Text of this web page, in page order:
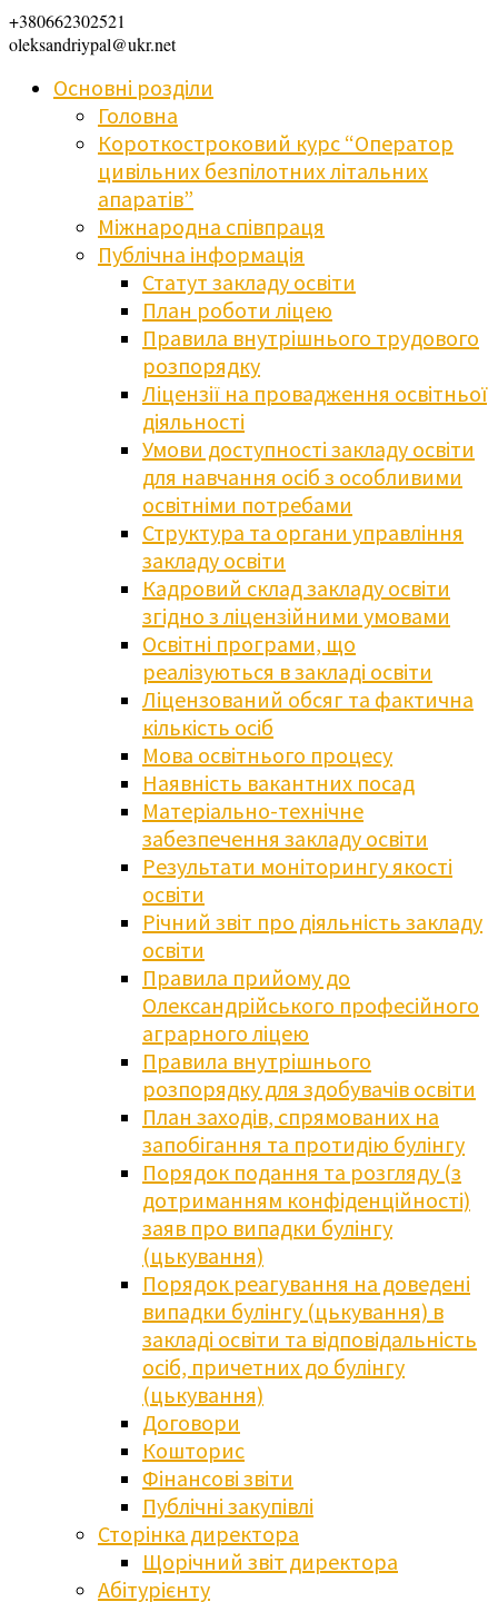
+380662302521
oleksandriypal@ukr.net
Основні розділи
Головна
Короткостроковий курс “Оператор
цивільних безпілотних літальних
апаратів”
Міжнародна співпраця
Публічна інформація
Статут закладу освіти
План роботи ліцею
Правила внутрішнього трудового
розпорядку
Ліцензії на провадження освітньої
діяльності
Умови доступності закладу освіти
для навчання осіб з особливими
освітніми потребами
Структура та органи управління
закладу освіти
Кадровий склад закладу освіти
згідно з ліцензійними умовами
Освітні програми, що
реалізуються в закладі освіти
Ліцензований обсяг та фактична
кількість осіб
Мова освітнього процесу
Наявність вакантних посад
Матеріально-технічне
забезпечення закладу освіти
Результати моніторингу якості
освіти
Річний звіт про діяльність закладу
освіти
Правила прийому до
Олександрійського професійного
аграрного ліцею
Правила внутрішнього
розпорядку для здобувачів освіти
План заходів, спрямованих на
запобігання та протидію булінгу
Порядок подання та розгляду (з
дотриманням конфіденційності)
заяв про випадки булінгу
(цькування)
Порядок реагування на доведені
випадки булінгу (цькування) в
закладі освіти та відповідальність
осіб, причетних до булінгу
(цькування)
Договори
Кошторис
Фінансові звіти
Публічні закупівлі
Сторінка директора
Щорічний звіт директора
Абітурієнту